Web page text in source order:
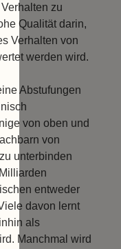
zu
Qualität darin,
Verhalten von
werden wird.
Abstufungen
von oben und
von
unterbinden
entweder
davon lernt
als
Manchmal wird